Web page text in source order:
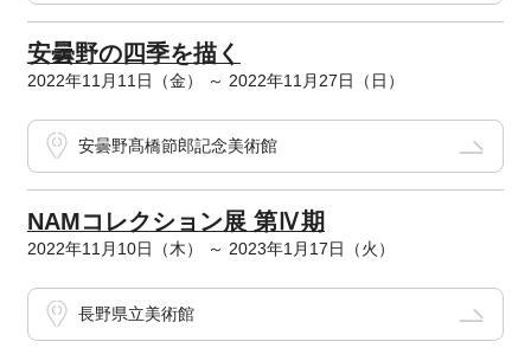
安曇野の四季を描く
2022年11月11日（金） ～ 2022年11月27日（日）
安曇野髙橋節郎記念美術館
NAMコレクション展 第Ⅳ期
2022年11月10日（木） ～ 2023年1月17日（火）
長野県立美術館